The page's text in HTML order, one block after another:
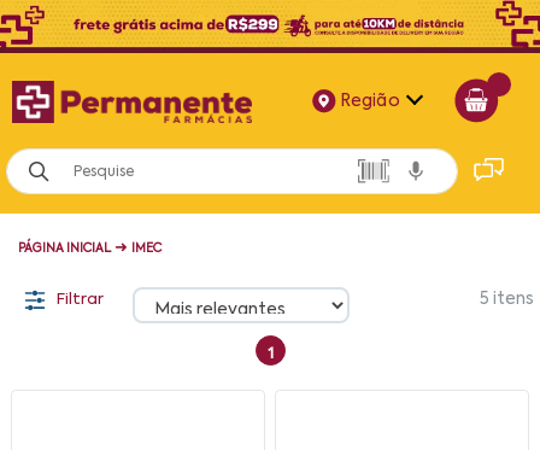
Região
Alagoas
Bahia
PÁGINA INICIAL ➜ IMEC
Filtrar 5 itens
1